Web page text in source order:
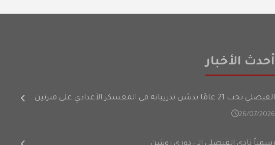
أحدث الأخبار
الفيصلي تحت 21 عامًا يدشن تدريباته في المعسكر الأعدادي على فترتين
26/07/2026